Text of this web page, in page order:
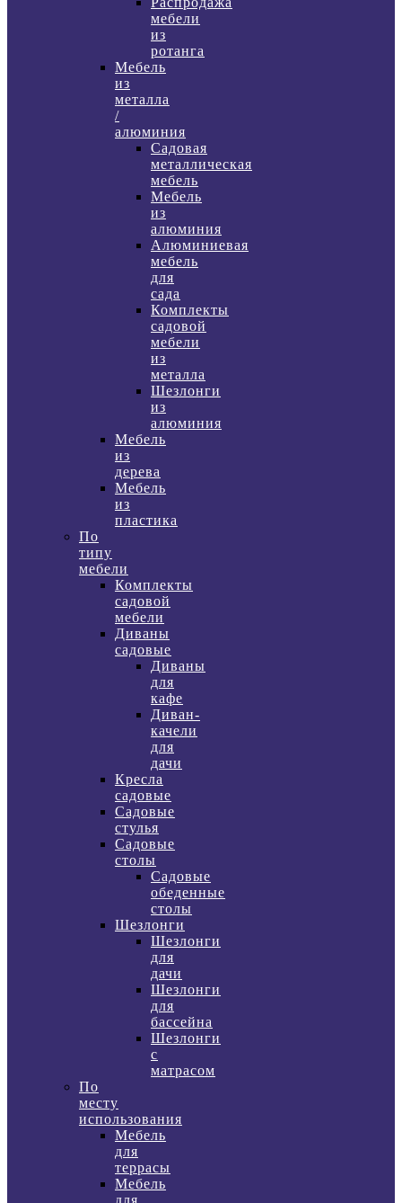
мебели
из
ротанга
Мебель
из
металла
/
алюминия
Садовая
металлическая
мебель
Мебель
из
алюминия
Алюминиевая
мебель
для
сада
Комплекты
садовой
мебели
из
металла
Шезлонги
из
алюминия
Мебель
из
дерева
Мебель
из
пластика
По
типу
мебели
Комплекты
садовой
мебели
Диваны
садовые
Диваны
для
кафе
Диван-
качели
для
дачи
Кресла
садовые
Садовые
стулья
Садовые
столы
Садовые
обеденные
столы
Шезлонги
Шезлонги
для
дачи
Шезлонги
для
бассейна
Шезлонги
с
матрасом
По
месту
использования
Мебель
для
террасы
Мебель
для